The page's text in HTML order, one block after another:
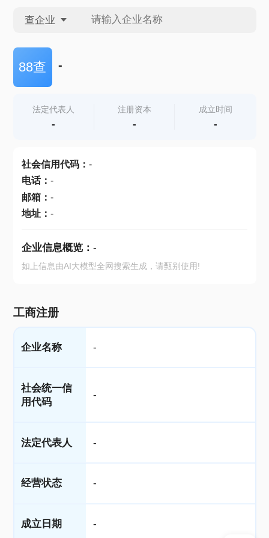
查企业
查企业
查产地
88查 -
法定代表人
-
注册资本
-
成立时间
-
社会信用代码： -
电话： -
邮箱： -
地址： -
企业信息概览： -
如上信息由AI大模型全网搜索生成，请甄别使用!
工商注册
企业名称 -
社会统一信
用代码
-
法定代表人 -
经营状态 -
成立日期 -